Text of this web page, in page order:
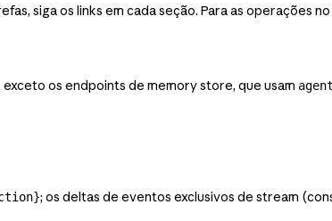
siga os links em cada seção. Para as operações
exceto os endpoints de memory store, que usam
; os deltas de eventos exclusivos de stream